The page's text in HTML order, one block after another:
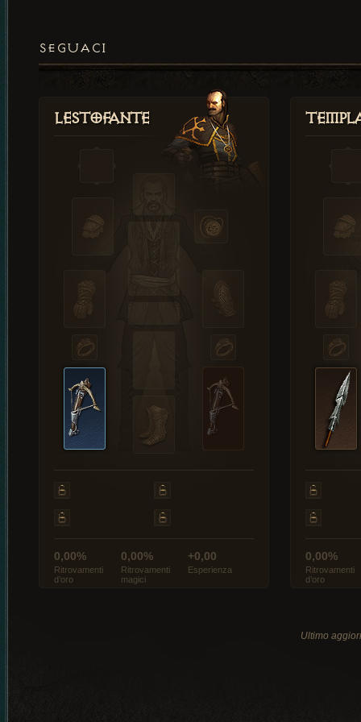
SEGUACI
Lestofante
0,00%
Ritrovamenti
d’oro
0,00%
Ritrovamenti
magici
+0,00
Esperienza
0,00%
Ritrovamenti
d’oro
Ultimo